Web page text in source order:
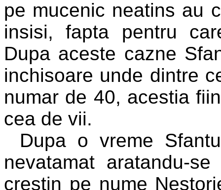
pe mucenic neatins au
insisi, fapta pentru
Dupa aceste cazne
inchisoare unde dintre
numar de 40, acestia
cea de vii.
Dupa o vreme
nevatamat aratandu-
crestin pe nume